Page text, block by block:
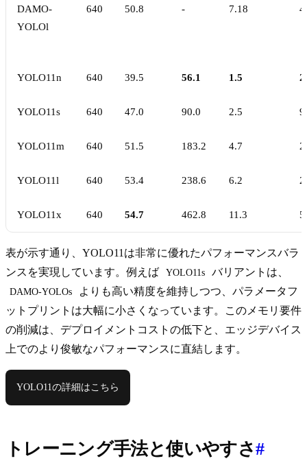
DAMO-
YOLOl
640 50.8 - 7.18
YOLO11n 640 39.5 56.1 1.5
YOLO11s 640 47.0 90.0 2.5
YOLO11m 640 51.5 183.2 4.7
YOLO11l 640 53.4 238.6 6.2
YOLO11x 640 54.7 462.8 11.3
表が示す通り、YOLO11は非常に優れたパフォーマンスバラ
ンスを実現しています。例えば
YOLO11s バリアントは、
DAMO-YOLOs
よりも高い精度を維持しつつ、パラメータフ
ットプリントは大幅に小さくなっています。このメモリ要件
の削減は、デプロイメントコストの低下と、エッジデバイス
上でのより俊敏なパフォーマンスに直結します。
YOLO11の詳細はこちら
トレーニング手法と使いやすさ#